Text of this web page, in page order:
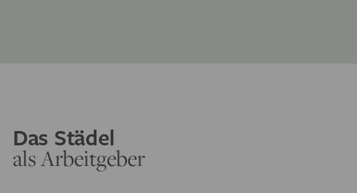
Das Städel
als Arbeitgeber